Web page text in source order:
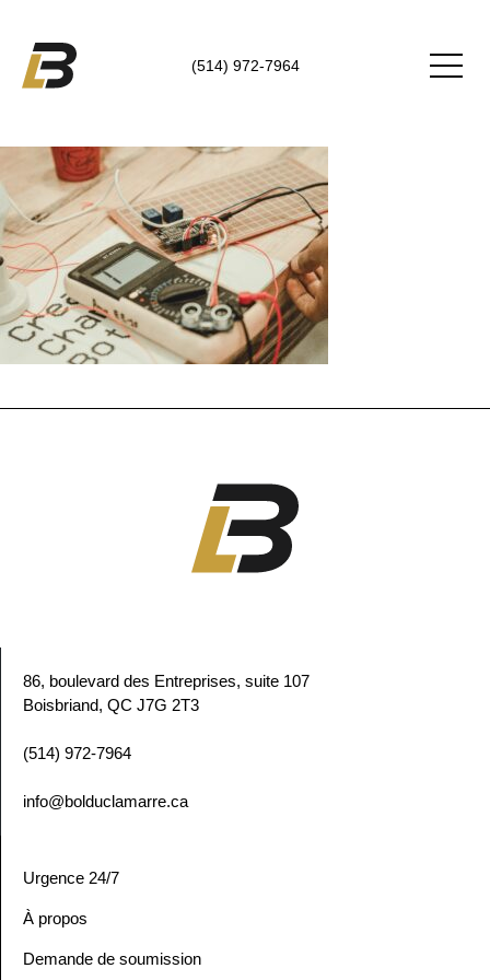
(514) 972-7964
86, boulevard des Entreprises, suite 107
Boisbriand, QC J7G 2T3
(514) 972-7964
info@bolduclamarre.ca
Urgence 24/7
À propos
Demande de soumission